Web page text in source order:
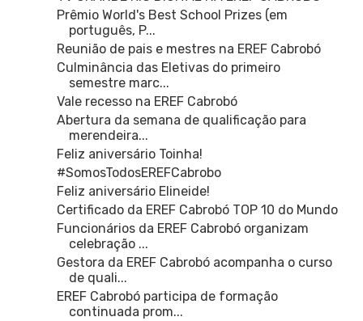
Prêmio World's Best School Prizes (em
português, P...
Reunião de pais e mestres na EREF Cabrobó
Culminância das Eletivas do primeiro
semestre marc...
Vale recesso na EREF Cabrobó
Abertura da semana de qualificação para
merendeira...
Feliz aniversário Toinha!
#SomosTodosEREFCabrobo
Feliz aniversário Elineide!
Certificado da EREF Cabrobó TOP 10 do Mundo
Funcionários da EREF Cabrobó organizam
celebração ...
Gestora da EREF Cabrobó acompanha o curso
de quali...
EREF Cabrobó participa de formação
continuada prom...